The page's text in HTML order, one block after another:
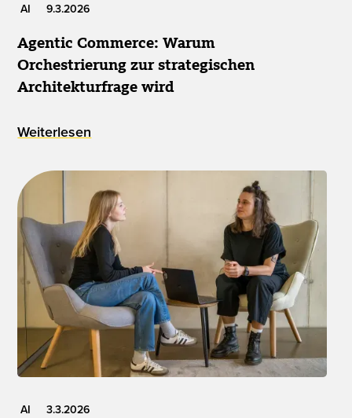
AI 9.3.2026
Agentic Commerce: Warum
Orchestrierung zur strategischen
Architekturfrage wird
Weiterlesen
AI 3.3.2026